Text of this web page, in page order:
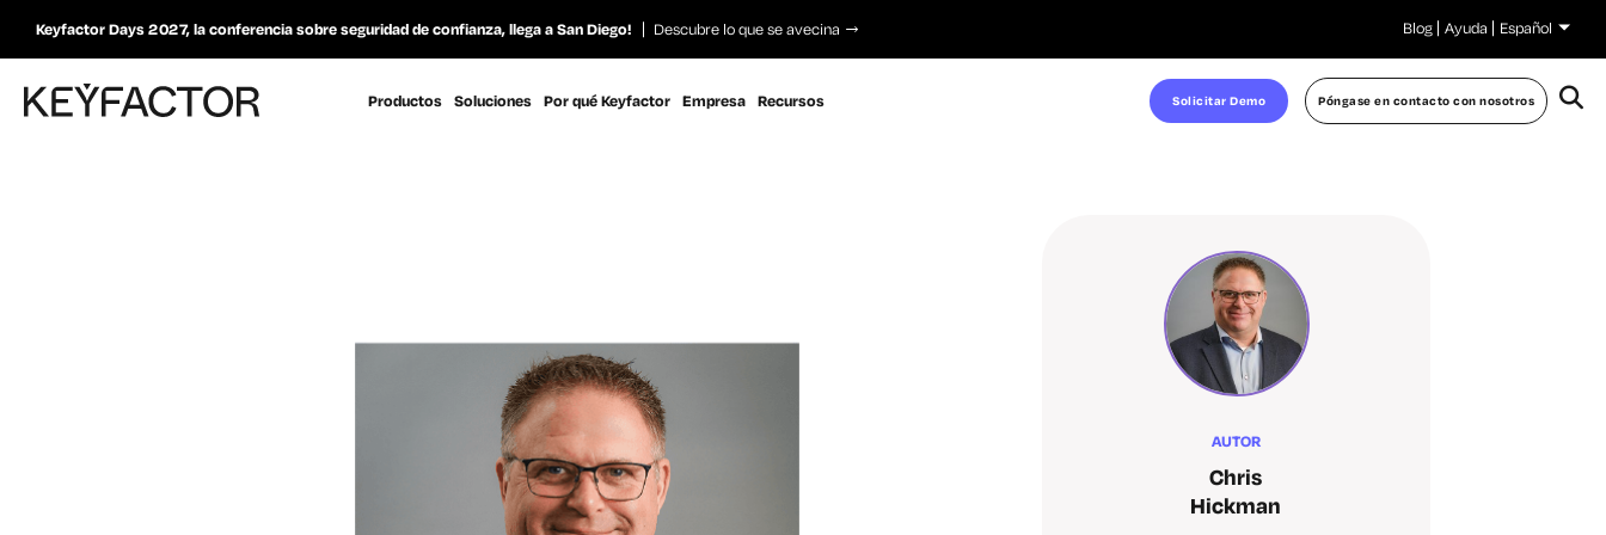
Keyfactor Days 2027, la conferencia sobre seguridad de confianza, llega a San Diego! Descubre lo que se avecina Blog Ayuda Español
Productos Soluciones Por qué Keyfactor Empresa Recursos Solicitar Demo Póngase en contacto con nosotros
AUTOR
Chris
Hickman